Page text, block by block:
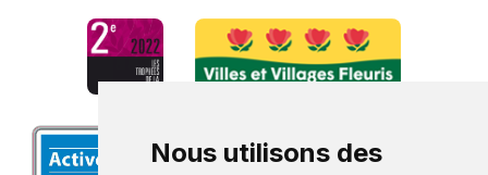
Nous utilisons des